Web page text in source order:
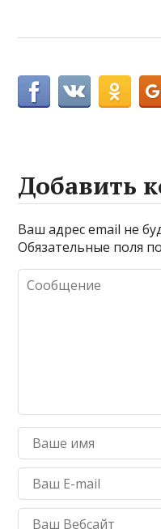
Добавить
Ваш адрес email не
Обязательные поля